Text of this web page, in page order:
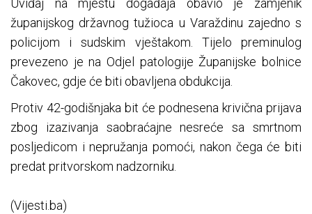
Uviđaj na mjestu događaja obavio je zamjenik
županijskog državnog tužioca u Varaždinu zajedno s
policijom i sudskim vještakom. Tijelo preminulog
prevezeno je na Odjel patologije Županijske bolnice
Čakovec, gdje će biti obavljena obdukcija.
Protiv 42-godišnjaka bit će podnesena krivična prijava
zbog izazivanja saobraćajne nesreće sa smrtnom
posljedicom i nepružanja pomoći, nakon čega će biti
predat pritvorskom nadzorniku.
(Vijesti.ba)